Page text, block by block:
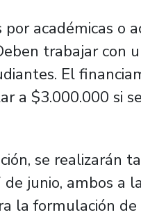
académicas o
trabajar con
El
a $3.000.000 si
se realizarán
junio, ambos a
la formulación de